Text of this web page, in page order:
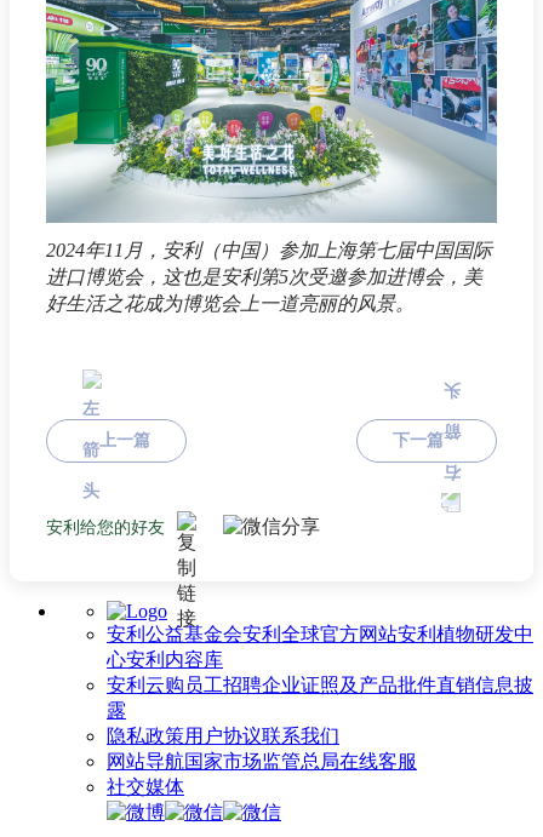
2024年11月，安利（中国）参加上海第七届中国国际
进口博览会，这也是安利第5次受邀参加进博会，美
好生活之花成为博览会上一道亮丽的风景。
上一篇 下一篇
安利给您的好友
安利公益基金会安利全球官方网站安利植物研发中
心安利内容库
安利云购 员工招聘企业证照及产品批件直销信息披
露
隐私政策用户协议联系我们
网站导航国家市场监管总局在线客服
社交媒体